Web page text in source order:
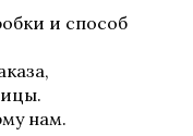
и способ
нам.